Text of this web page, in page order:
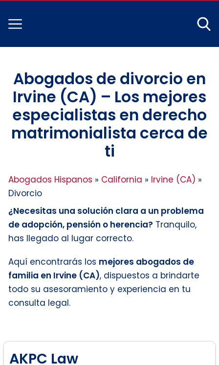
Abogados de divorcio en
Irvine (CA) – Los mejores
especialistas en derecho
matrimonialista cerca de
ti
Abogados Hispanos » California » Irvine (CA) »
Divorcio
¿Necesitas una solución clara a un problema
de adopción, pensión o herencia? Tranquilo,
has llegado al lugar correcto.
Aquí encontrarás los mejores abogados de
familia en Irvine (CA), dispuestos a brindarte
todo su asesoramiento y experiencia en tu
consulta legal.
AKPC Law